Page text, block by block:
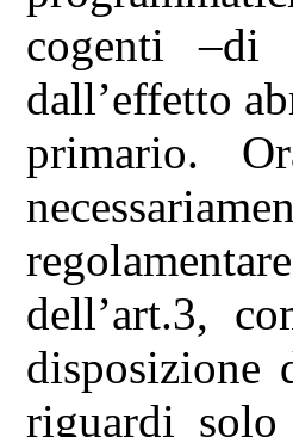
cogenti –di
dall’effetto
primario.
dell’art.3,
disposizione
riguardi